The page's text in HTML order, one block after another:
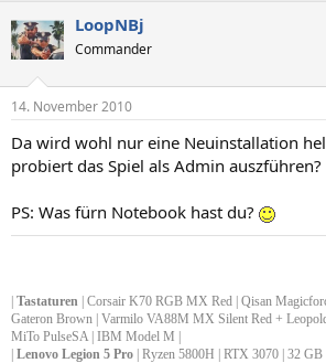
LoopNBj
Commander
14. November 2010
Da wird wohl nur eine Neuinstallation
probiert das Spiel als Admin auszführen?
PS: Was fürn Notebook hast du?
| Tastaturen | Corsair K70 RGB MX Red | Qisan
Gateron Brown | Varmilo VA88M MX Silent Red +
MiTo PulseSA | IBM Model M |
| Lenovo Legion 5 Pro | Ryzen 5800H | RTX 3070 | 32 GB